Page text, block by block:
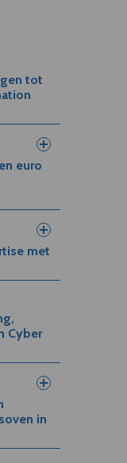
tot
euro
met
Cyber
in